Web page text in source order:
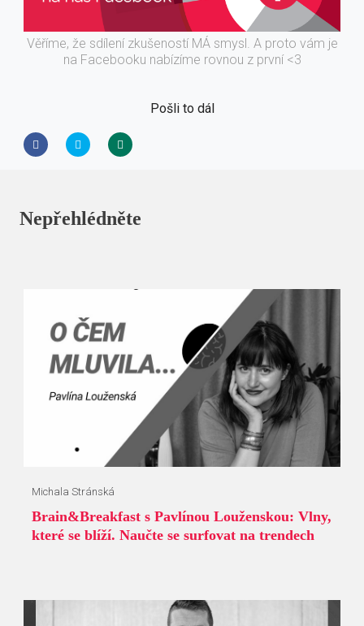
Věříme, že sdílení zkušeností MÁ smysl. A proto vám je
na Facebooku nabízíme rovnou z první <3
Pošli to dál
Nepřehlédněte
Michala Stránská
Brain&Breakfast s Pavlínou Louženskou: Vlny,
které se blíží. Naučte se surfovat na trendech